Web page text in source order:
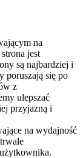
na
jest
są najbardziej i
poruszają się po
z
ulepszać
przyjazną i
na wydajność